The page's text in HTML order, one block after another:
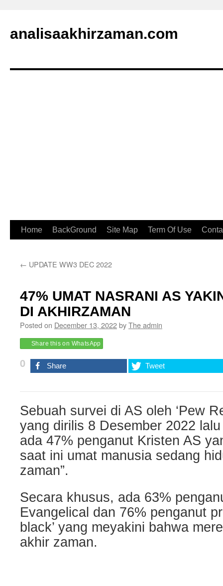
analisaakhirzaman.com
Home BackGround Site Map Term Of Use
← UPDATE WW3 DEC 2022
47% UMAT NASRANI AS
DI AKHIRZAMAN
Posted on December 13, 2022byThe admin
Share this on WhatsApp
0 Share Tweet
Sebuah survei di AS oleh ‘Pew
yang dirilis 8 Desember 2022
ada 47% penganut Kristen AS
saat ini umat manusia sedang
zaman”.
Secara khusus, ada 63%
Evangelical dan 76% penganut
black’ yang meyakini bahwa
akhir zaman.